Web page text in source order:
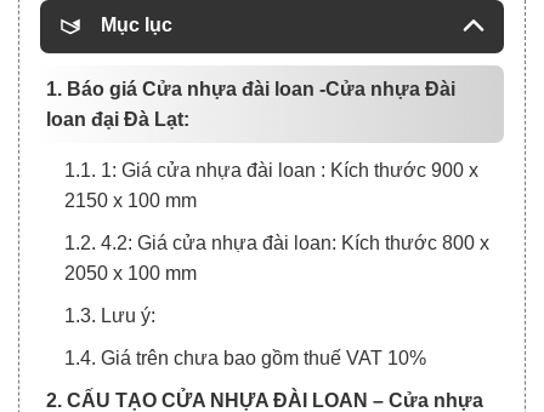
Mục lục
1. Báo giá Cửa nhựa đài loan -Cửa nhựa Đài
loan đại Đà Lạt:
1.1. 1: Giá cửa nhựa đài loan : Kích thước 900 x
2150 x 100 mm
1.2. 4.2: Giá cửa nhựa đài loan: Kích thước 800 x
2050 x 100 mm
1.3. Lưu ý:
1.4. Giá trên chưa bao gồm thuế VAT 10%
2. CẤU TẠO CỬA NHỰA ĐÀI LOAN – Cửa nhựa